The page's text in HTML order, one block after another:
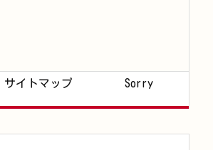
サイトマップ Sorry